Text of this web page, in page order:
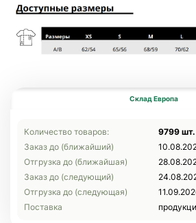
Склад Европа
Количество товаров:
9799 шт.
Заказ до (ближайший)
Отгрузка до (ближайшая)
Заказ до (следующий)
Отгрузка до (следующая)
Поставка